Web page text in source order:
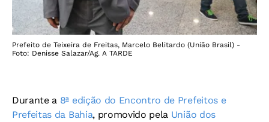
Prefeito de Teixeira de Freitas, Marcelo Belitardo (União Brasil) -
Foto: Denisse Salazar/Ag. A TARDE
Durante a 8ª edição do Encontro de Prefeitos e
Prefeitas da Bahia, promovido pela União dos